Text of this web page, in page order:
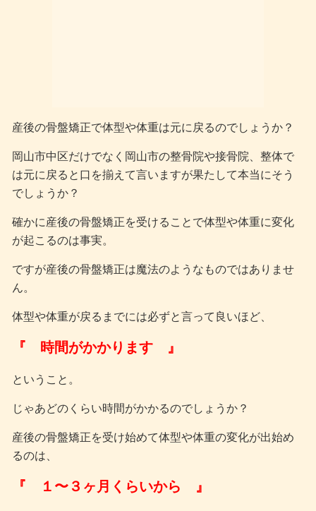
産後の骨盤矯正で体型や体重は元に戻るのでしょうか？
岡山市中区だけでなく岡山市の整骨院や接骨院、整体で
は元に戻ると口を揃えて言いますが果たして本当にそう
でしょうか？
確かに産後の骨盤矯正を受けることで体型や体重に変化
が起こるのは事実。
ですが産後の骨盤矯正は魔法のようなものではありませ
ん。
体型や体重が戻るまでには必ずと言って良いほど、
『 時間がかかります 』
ということ。
じゃあどのくらい時間がかかるのでしょうか？
産後の骨盤矯正を受け始めて体型や体重の変化が出始め
るのは、
『 １〜３ヶ月くらいから 』